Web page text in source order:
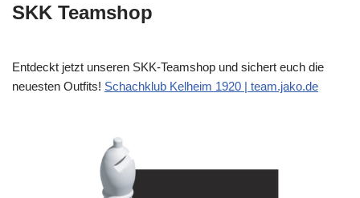
SKK Teamshop
Entdeckt jetzt unseren SKK-Teamshop und sichert euch die
neuesten Outfits! Schachklub Kelheim 1920 | team.jako.de